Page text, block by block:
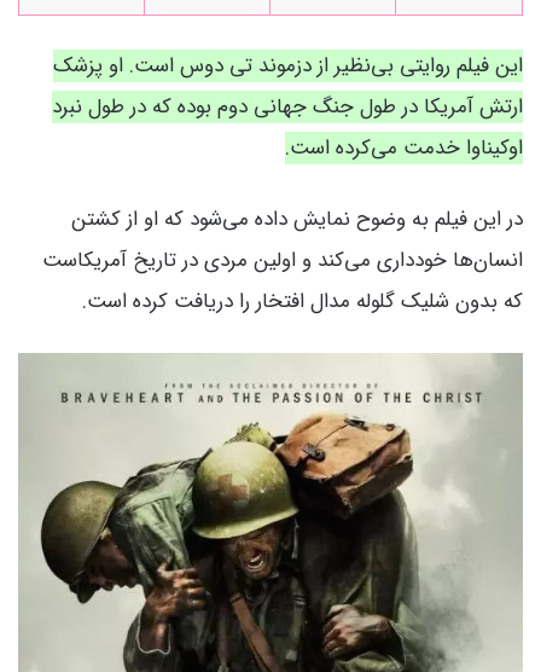
این فیلم روایتی بی‌نظیر ازدزموند تی دوس است. او پزشک
ارتش آمریکا در طول جنگ جهانی دوم بوده که در طول نبرد
اوکیناوا خدمت می‌کرده است.
در این فیلم به وضوح نمایش داده می‌شود که او از کشتن
انسان‌ها خودداری می‌کند و اولین مردی در تاریخ آمریکاست
که بدون شلیک گلوله مدال افتخار را دریافت کرده است.